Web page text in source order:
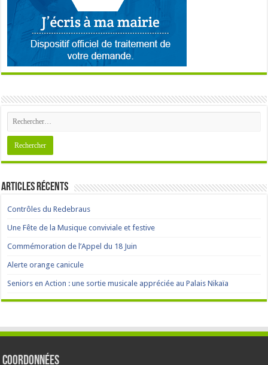
Articles récents
Contrôles du Redebraus
Une Fête de la Musique conviviale et festive
Commémoration de l’Appel du 18 Juin
Alerte orange canicule
Seniors en Action : une sortie musicale appréciée au Palais Nikaïa
Coordonnées